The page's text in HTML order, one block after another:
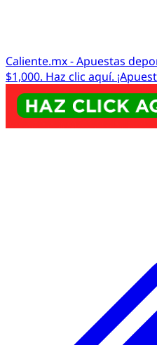
Caliente.mx - Apuestas
$1,000. Haz clic aquí.